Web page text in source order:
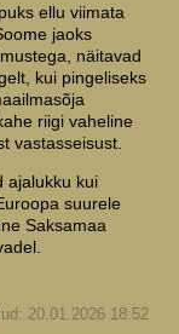
ellu viimata
jaoks
näitavad
kui pingeliseks
riigi vaheline
vastasseisust.
ajalukku kui
suurele
Saksamaa
20.01.2026 18:52